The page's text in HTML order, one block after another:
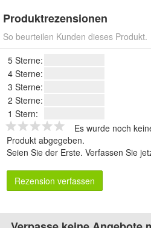
Produktrezensionen
So beurteilen Kunden dieses Produkt.
5 Sterne:
4 Sterne:
3 Sterne:
2 Sterne:
1 Stern:
Es wurde noch
Produkt abgegeben.
Seien Sie der Erste. Verfassen Sie
Rezension verfassen